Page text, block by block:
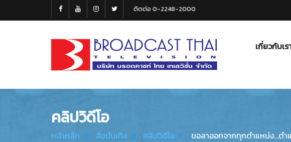
ติดต่อ 0-2248-2000
Thai
เกี่ยวกับเร
คลิปวิดีโอ
หน้าหลัก สื่อบันเทิง คลิปวิดีโอ ขอลาออกจากทุกตำแหน่ง...ต